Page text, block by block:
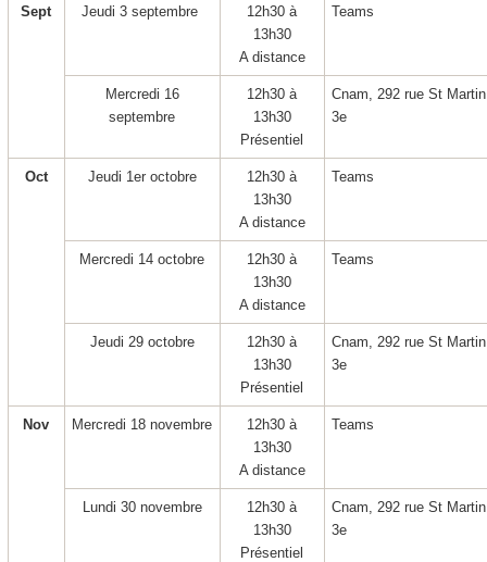
Sept Jeudi 3 septembre
12h30 à
13h30
A distance
Teams
Mercredi 16
septembre
12h30 à
13h30
Présentiel
Cnam, 292 rue St
3e
Oct Jeudi 1 er octobre
12h30 à
13h30
A distance
Teams
Mercredi 14 octobre
12h30 à
13h30
A distance
Teams
Jeudi 29 octobre
12h30 à
13h30
Présentiel
Cnam, 292 rue St
3e
Nov Mercredi 18 novembre
12h30 à
13h30
A distance
Teams
Lundi 30 novembre
12h30 à
13h30
Présentiel
Cnam, 292 rue St
3e